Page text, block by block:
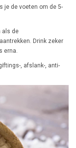
je de voeten om de 5-
als de
Drink zeker
erna.
, afslank-, anti-